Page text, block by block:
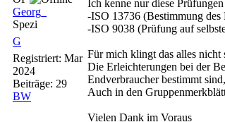
Georg_
Spezi
G
Registriert: Mar
2024
Beiträge: 29
BW
Ich kenne nur diese
-ISO 13736 (Bestimmung des
-ISO 9038 (Prüfung auf
Für mich klingt das alles nicht
Die Erleichterungen bei der
Endverbraucher bestimmt
Auch in den
Vielen Dank im Voraus